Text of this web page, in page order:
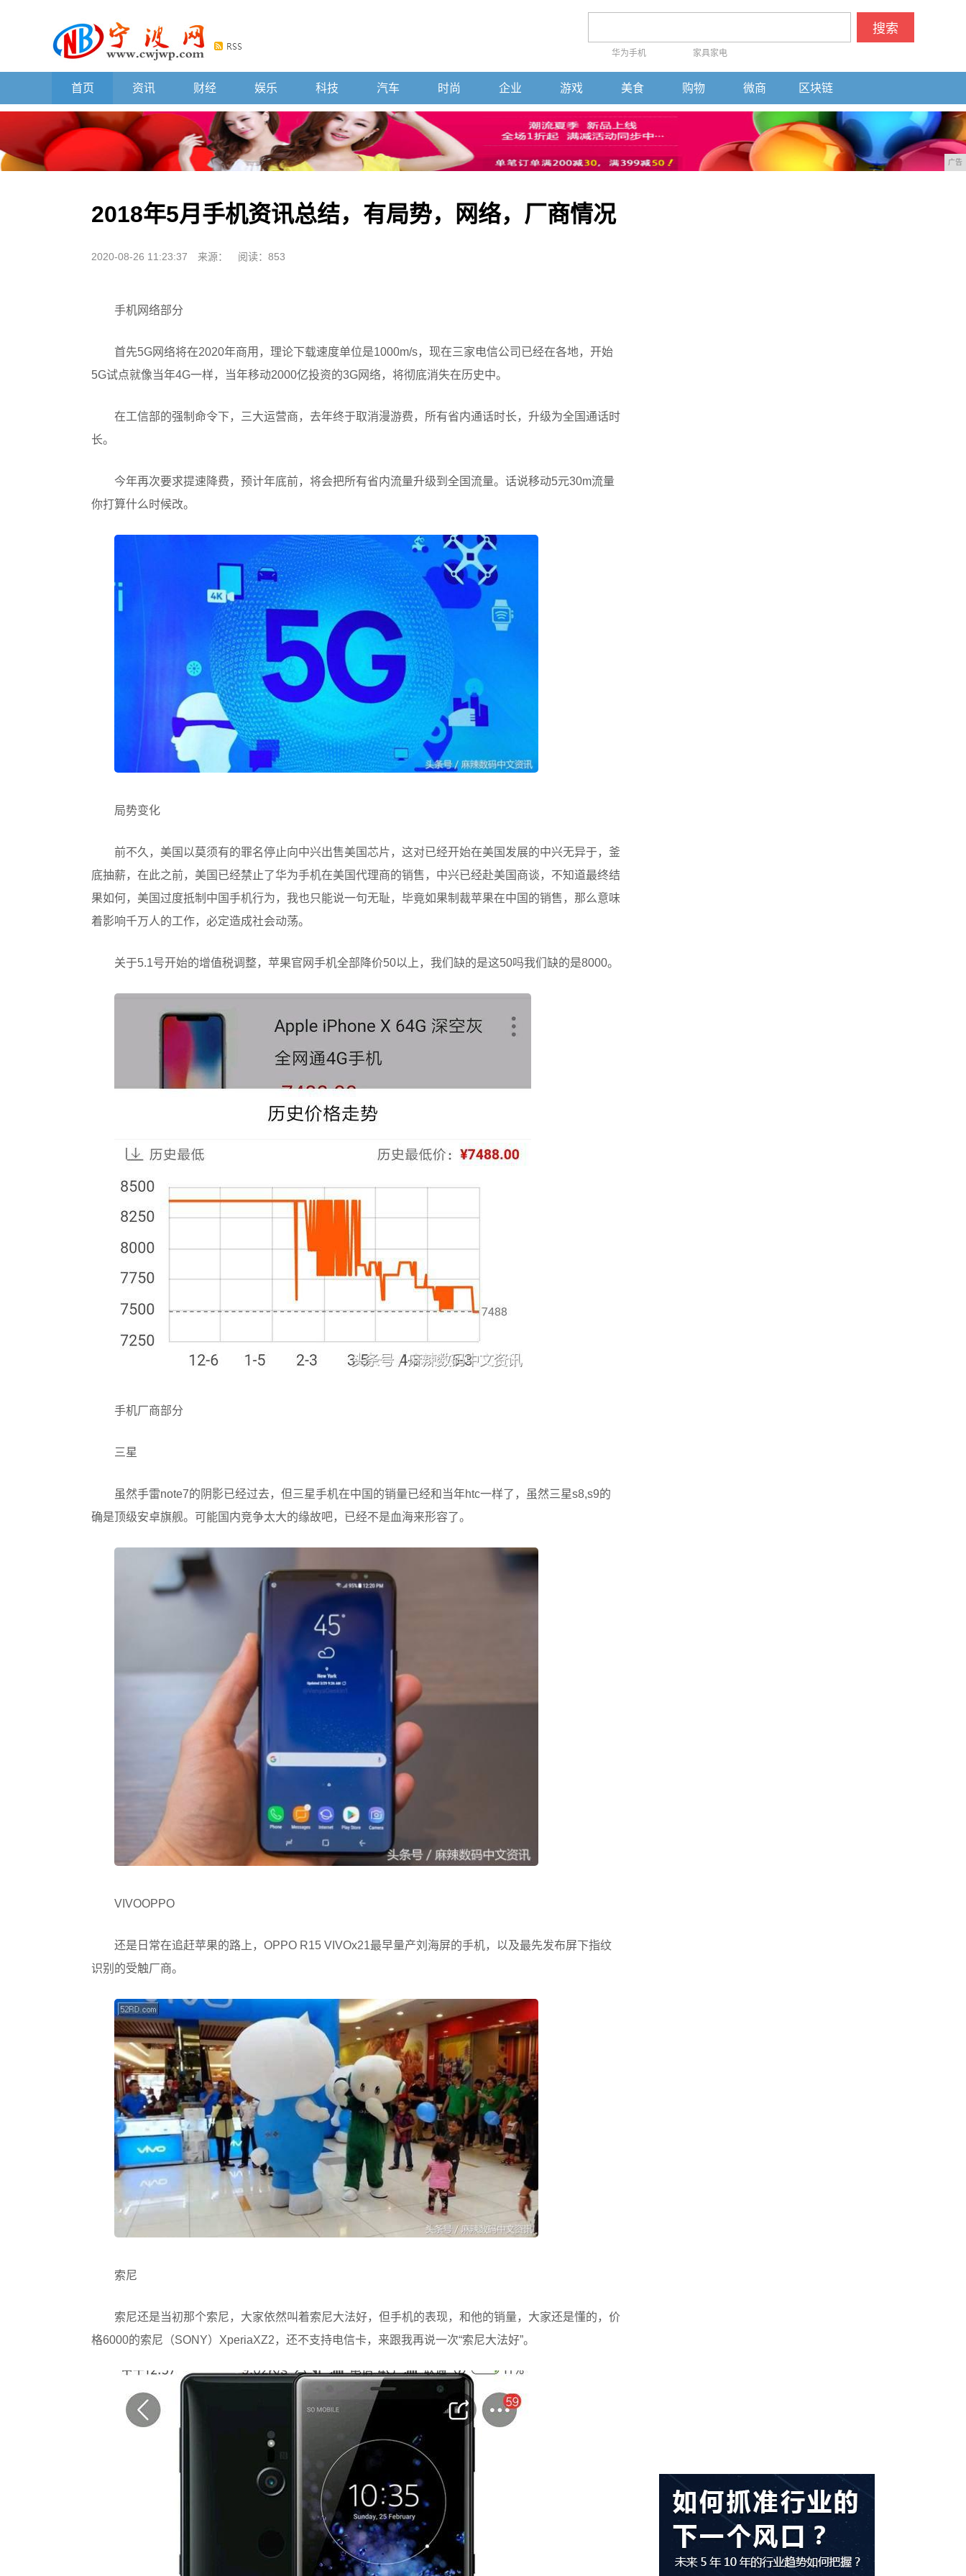
搜索
华为手机 家具家电
首页 资讯 财经 娱乐 科技 汽车 时尚 企业 游戏 美食 购物 微商 区块链
广告
2018年5月手机资讯总结，有局势，网络，厂商情况
2020-08-26 11:23:37 来源： 阅读：853
手机网络部分
首先5G网络将在2020年商用，理论下载速度单位是1000m/s，现在三家电信公司已经在各地，开始
5G试点就像当年4G一样，当年移动2000亿投资的3G网络，将彻底消失在历史中。
在工信部的强制命令下，三大运营商，去年终于取消漫游费，所有省内通话时长，升级为全国通话时
长。
今年再次要求提速降费，预计年底前，将会把所有省内流量升级到全国流量。话说移动5元30m流量
你打算什么时候改。
局势变化
前不久，美国以莫须有的罪名停止向中兴出售美国芯片，这对已经开始在美国发展的中兴无异于，釜
底抽薪，在此之前，美国已经禁止了华为手机在美国代理商的销售，中兴已经赴美国商谈，不知道最终结
果如何，美国过度抵制中国手机行为，我也只能说一句无耻，毕竟如果制裁苹果在中国的销售，那么意味
着影响千万人的工作，必定造成社会动荡。
关于5.1号开始的增值税调整，苹果官网手机全部降价50以上，我们缺的是这50吗我们缺的是8000。
手机厂商部分
三星
虽然手雷note7的阴影已经过去，但三星手机在中国的销量已经和当年htc一样了，虽然三星s8,s9的
确是顶级安卓旗舰。可能国内竞争太大的缘故吧，已经不是血海来形容了。
VIVOOPPO
还是日常在追赶苹果的路上，OPPO R15 VIVOx21最早量产刘海屏的手机，以及最先发布屏下指纹
识别的受触厂商。
索尼
索尼还是当初那个索尼，大家依然叫着索尼大法好，但手机的表现，和他的销量，大家还是懂的，价
格6000的索尼（SONY）XperiaXZ2，还不支持电信卡，来跟我再说一次“索尼大法好”。